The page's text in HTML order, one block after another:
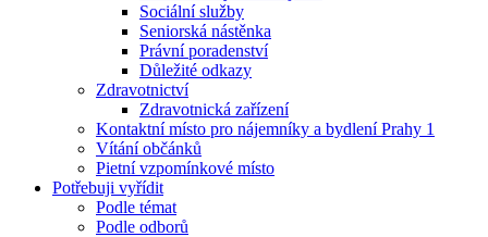
Sociální služby
Seniorská nástěnka
Právní poradenství
Důležité odkazy
Zdravotnictví
Zdravotnická zařízení
Kontaktní místo pro nájemníky a bydlení Prahy 1
Vítání občánků
Pietní vzpomínkové místo
Potřebuji vyřídit
Podle témat
Podle odborů